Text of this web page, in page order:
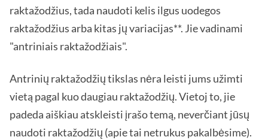
raktažodžius, tada naudoti kelis ilgus uodegos
raktažodžius arba kitas jų variacijas**. Jie vadinami
"antriniais raktažodžiais".
Antrinių raktažodžių tikslas nėra leisti jums užimti
vietą pagal kuo daugiau raktažodžių. Vietoj to, jie
padeda aiškiau atskleisti įrašo temą, neverčiant jūsų
naudoti raktažodžių (apie tai netrukus pakalbėsime).